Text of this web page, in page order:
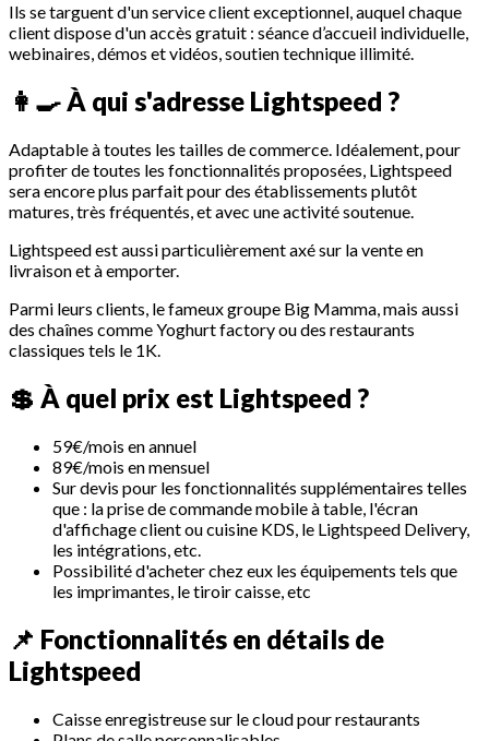
Ils se targuent d'un service client exceptionnel, auquel chaque
client dispose d'un accès gratuit : séance d’accueil individuelle,
webinaires, démos et vidéos, soutien technique illimité.
👩‍🍳À qui s'adresse Lightspeed ?
Adaptable à toutes les tailles de commerce. Idéalement, pour
profiter de toutes les fonctionnalités proposées, Lightspeed
sera encore plus parfait pour des établissements plutôt
matures, très fréquentés, et avec une activité soutenue.
Lightspeed est aussi particulièrement axé sur la vente en
livraison et à emporter.
Parmi leurs clients, le fameux groupe Big Mamma, mais aussi
des chaînes comme Yoghurt factory ou des restaurants
classiques tels le 1K.
💲 À quel prix est Lightspeed ?
59€/mois en annuel
89€/mois en mensuel
Sur devis pour les fonctionnalités supplémentaires telles
que : la prise de commande mobile à table, l'écran
d'affichage client ou cuisine KDS, le Lightspeed Delivery,
les intégrations, etc.
Possibilité d'acheter chez eux les équipements tels que
les imprimantes, le tiroir caisse, etc
📌 Fonctionnalités en détails de
Lightspeed
Caisse enregistreuse sur le cloud pour restaurants